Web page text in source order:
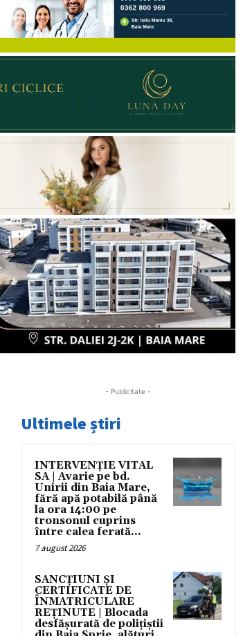
- Publicitate -
Ultimele știri
INTERVENȚIE VITAL
SA | Avarie pe bd.
Unirii din Baia Mare,
fără apă potabilă până
la ora 14:00 pe
tronsonul cuprins
între calea ferată...
7 august 2026
SANCȚIUNI ȘI
CERTIFICATE DE
ÎNMATRICULARE
REȚINUTE | Blocada
desfășurată de polițiștii